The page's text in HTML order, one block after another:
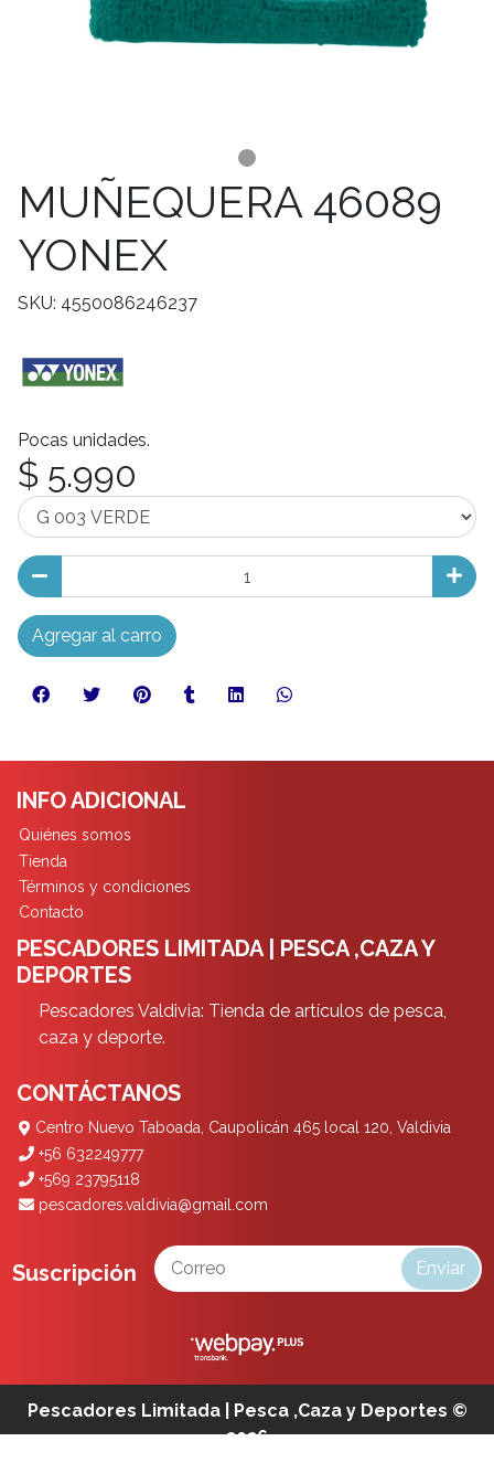
MUÑEQUERA 46089
YONEX
SKU: 4550086246237
Pocas unidades.
$ 5.990
Agregar al carro
INFO ADICIONAL
Quiénes somos
Tienda
Términos y condiciones
Contacto
PESCADORES LIMITADA | PESCA ,CAZA Y
DEPORTES
Pescadores Valdivia: Tienda de artículos de pesca,
caza y deporte.
CONTÁCTANOS
Centro Nuevo Taboada, Caupolicán 465 local 120, Valdivia
+56 632249777
+569 23795118
pescadores.valdivia@gmail.com
Suscripción Enviar
Pescadores Limitada | Pesca ,Caza y Deportes ©
2026